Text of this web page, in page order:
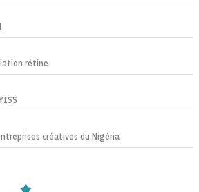
rétine
créatives du Nigéria